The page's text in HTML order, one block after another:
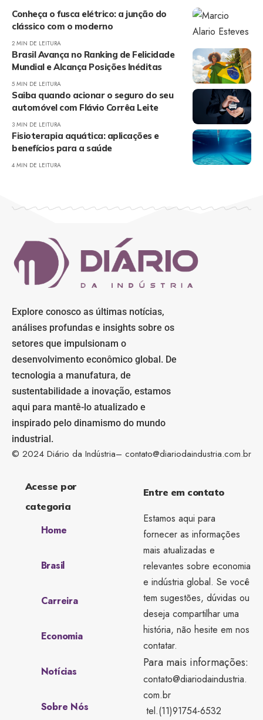
Conheça o fusca elétrico: a junção do
clássico com o moderno
2 MIN DE LEITURA
Brasil Avança no Ranking de Felicidade
Mundial e Alcança Posições Inéditas
5 MIN DE LEITURA
Saiba quando acionar o seguro do seu
automóvel com Flávio Corrêa Leite
3 MIN DE LEITURA
Fisioterapia aquática: aplicações e
benefícios para a saúde
4 MIN DE LEITURA
Explore conosco as últimas notícias,
análises profundas e insights sobre os
setores que impulsionam o
desenvolvimento econômico global. De
tecnologia a manufatura, de
sustentabilidade a inovação, estamos
aqui para mantê-lo atualizado e
inspirado pelo dinamismo do mundo
industrial.
© 2024 Diário da Indústria– contato@diariodaindustria.com.br
Acesse por
categoria
Home
Brasil
Carreira
Economia
Notícias
Sobre Nós
Entre em contato
Estamos aqui para
fornecer as informações
mais atualizadas e
relevantes sobre economia
e indústria global. Se você
tem sugestões, dúvidas ou
deseja compartilhar uma
história, não hesite em nos
contatar.
Para mais informações:
contato@diariodaindustria.
com.br
tel.(11)91754-6532